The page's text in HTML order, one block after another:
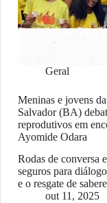
Geral
Meninas e jovens
Salvador (BA)
reprodutivos em
Ayomide Odara
Rodas de conversa
seguros para
e o resgate de
out 11, 2025